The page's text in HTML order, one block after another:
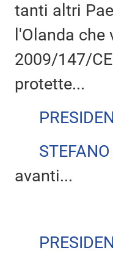
tanti altri
l'Olanda
2009/147/
protette...
avanti...